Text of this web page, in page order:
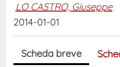
LO CASTRO, Giuseppe
2014-01-01
Scheda breve